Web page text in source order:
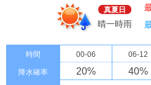
真夏日
晴一時雨
時間 00-06 06-12
降水確率 20% 40%